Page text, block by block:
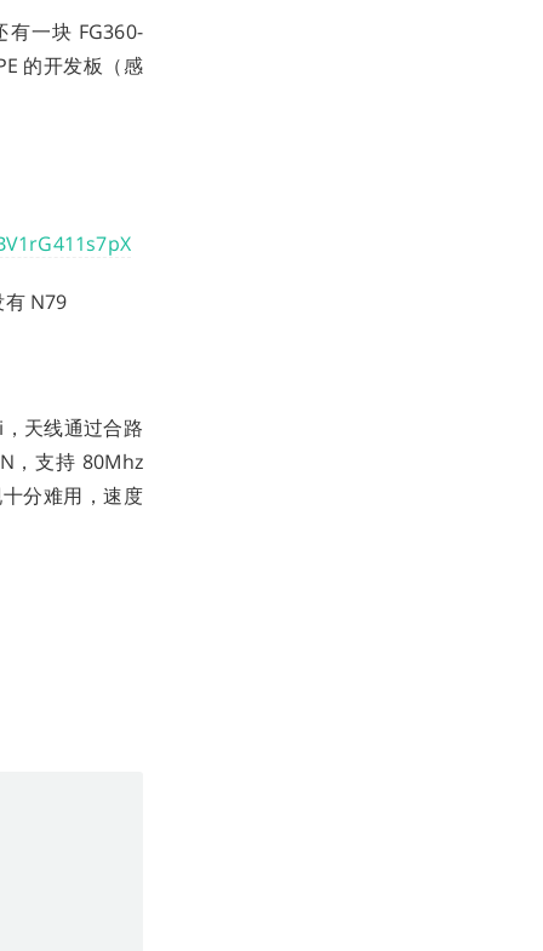
一块 FG360-
的开发板（感
有 N79
天线通过合路
，支持 80Mhz
分难用，速度